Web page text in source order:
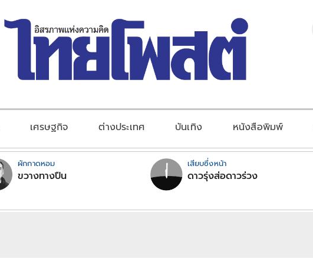
เศรษฐกิจ ต่างประเทศ บันเทิง หนังสือพิมพ์
ผักกาดหอม
ขวางทางปืน
เสียบซึ่งหน้า
ดาวรุ่งส่อดาวร่วง